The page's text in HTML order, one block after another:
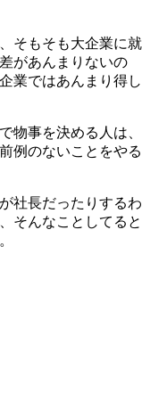
そもそも大企業に就
があんまりないの
業ではあんまり得し
物事を決める人は、
例のないことをやる
社長だったりするわ
そんなことしてると